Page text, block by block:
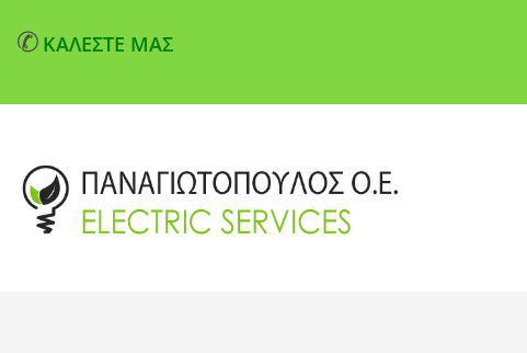
✆ ΚΑΛΕΣΤΕ ΜΑΣ